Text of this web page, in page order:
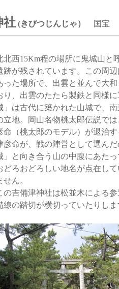
社 (きびつじんじゃ） 国宝
西15Km程の場所に鬼城山と
跡が残されています。この周
った場所で、出雲と並んで大
り、出雲のたたら製鉄と同様
」は古代に築かれた山城で、
立地。岡山名物桃太郎伝説で
命（桃太郎のモデル）が退治
命が、戦の陣営として選ん
」と向き合う山の中腹にあた
どろおどろしい地名が点在し
ん。
吉備津神社は松並木による
線の踏切が横切っていたりしま